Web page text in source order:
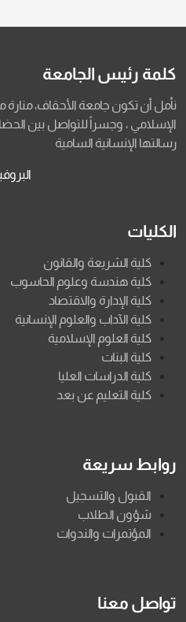
كلمة رئيس الجامعة
نأمل أن تكون جامعة الأحقاف، منارة
الإسلامي ، وجسراً للتواصل بين
رسالتها الإنسانية السامية
الكليات
كلية الشريعة والقانون
كلية هندسة وعلوم الحاسوب
كلية الإدارة والاقتصاد
كلية الآداب والعلوم الإنسانية
كلية العلوم الإسلامية
كلية البنات
كلية الدراسات العليا
كلية التعليم عن بعد
روابط سريعة
القبول والتسجيل
شؤون الطلاب
المؤتمرات والندوات
تواصل معنا